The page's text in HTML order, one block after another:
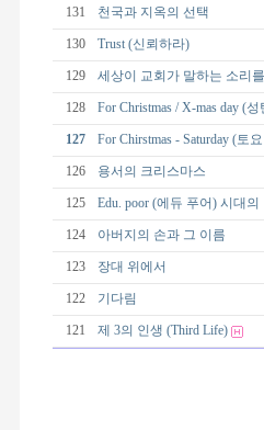
131 천국과 지옥의 선택
130 Trust (신뢰하라)
129 세상이 교회가 말하는 소리
128 For Christmas / X-mas day (
127 For Chirstmas - Saturday (토
126 용서의 크리스마스
125 Edu. poor (에듀 푸어) 시대
124 아버지의 손과 그 이름
123 장대 위에서
122 기다림
121 제 3의 인생 (Third Life)